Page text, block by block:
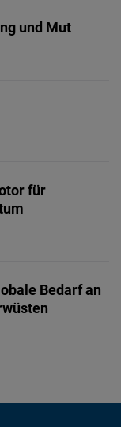
und Mut
für
Bedarf an